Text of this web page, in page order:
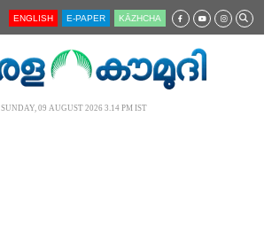
ENGLISH E-PAPER KĀZHCHA
SUNDAY, 09 AUGUST 2026 3.14 PM IST